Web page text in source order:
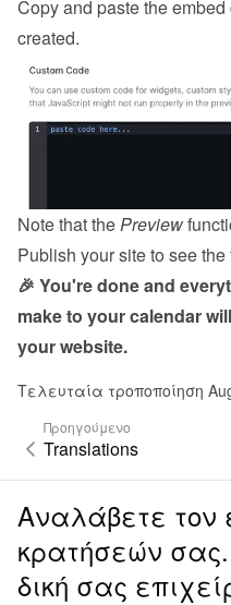
Copy and paste the
created.
Note that the Preview
Publish your site to see the
🎉 You're done and
make to your calendar
your website.
Τελευταία τροποποίηση
Προηγούμενο
Translations
Αναλάβετε τον
κρατήσεών
δική σας